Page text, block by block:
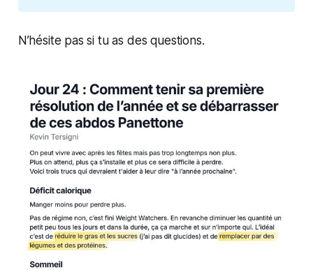
N’hésite pas si tu as des questions.